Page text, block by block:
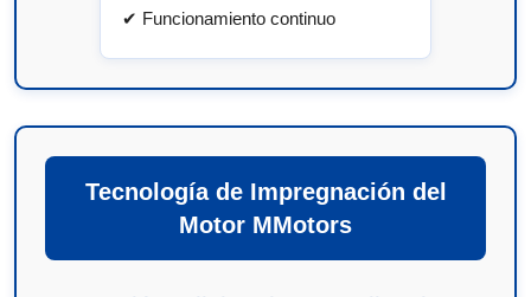
✔ Funcionamiento continuo
Tecnología de Impregnación del
Motor MMotors